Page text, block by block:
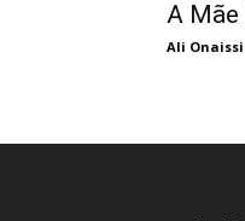
A Mãe
Ali Onaissi